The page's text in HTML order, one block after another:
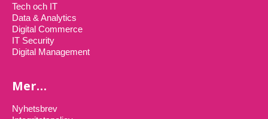
Tech och IT
Data & Analytics
Digital Commerce
IT Security
Digital Management
Mer…
Nyhetsbrev